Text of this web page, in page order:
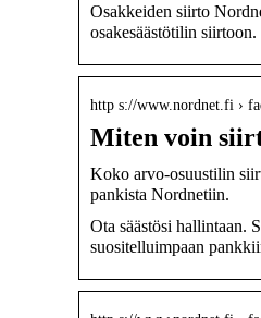
Osakkeiden siirto
osakesäästötilin siirtoon.
http s://www.nordnet.fi ›
Miten voin
Koko arvo-osuustilin
pankista Nordnetiin.
Ota säästösi hallintaan.
suositelluimpaan